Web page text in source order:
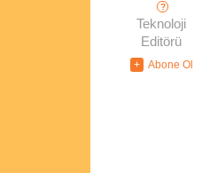
?
Teknoloji
Editörü